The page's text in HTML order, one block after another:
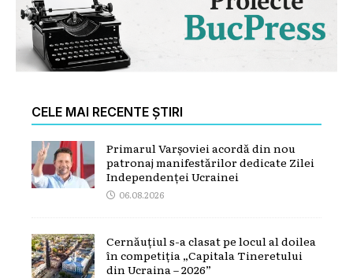
CELE MAI RECENTE ȘTIRI
Primarul Varșoviei acordă din nou
patronaj manifestărilor dedicate Zilei
Independenței Ucrainei
06.08.2026
Cernăuțiul s-a clasat pe locul al doilea
în competiția „Capitala Tineretului
din Ucraina – 2026”